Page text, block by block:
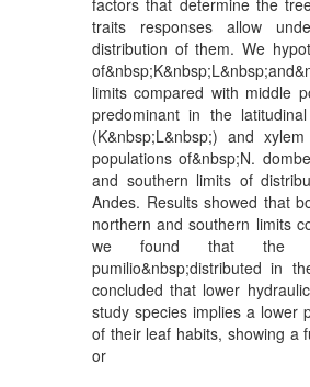
factors that determine the
traits responses allow
distribution of them. We
limits compared with middle
predominant in the
(K&nbsp;L&nbsp;) and
populations of&nbsp;N.
and southern limits of
Andes. Results showed that
northern and southern limits
we found that the
pumilio&nbsp;distributed in
concluded that lower
study species implies a lower
of their leaf habits, showing a
or